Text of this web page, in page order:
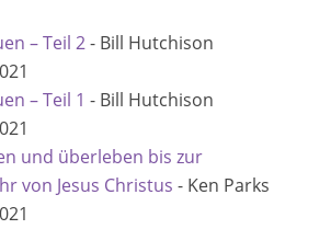
– Teil 2- Bill Hutchison
– Teil 1 - Bill Hutchison
und überleben bis zur
von Jesus Christus - Ken Parks